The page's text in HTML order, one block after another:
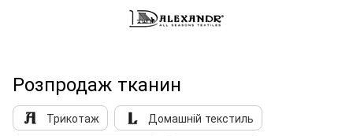
Розпродаж тканин
Трикотаж
Домашній текстиль